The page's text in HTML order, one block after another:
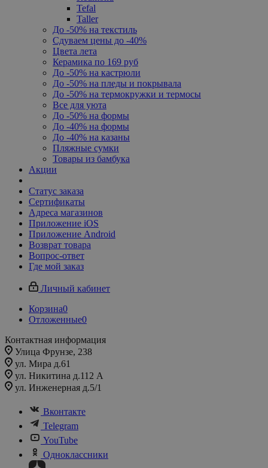
Tefal
Taller
До -50% на текстиль
Сдуваем цены до -40%
Цвета лета
Керамика по 169 руб
До -50% на кастрюли
До -50% на пледы и покрывала
До -50% на термокружки и термосы
Все для уюта
До -50% на формы
До -40% на формы
До -40% на казаны
Пляжные сумки
Товары из бамбука
Акции
Статус заказа
Сертификаты
Адреса магазинов
Приложение iOS
Приложение Android
Возврат товара
Вопрос-ответ
Где мой заказ
Личный кабинет
Корзина0
Отложенные0
Контактная информация
Улица Фрунзе, 238​
ул. Мира д.61
ул. Никитина д.112 А
ул. Инженерная д.5/1
Вконтакте
Telegram
YouTube
Одноклассники